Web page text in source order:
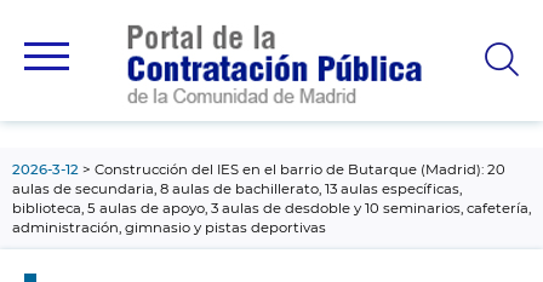
principal
2026-3-12
Construcción del IES en el barrio de Butarque (Madrid): 20
aulas de secundaria, 8 aulas de bachillerato, 13 aulas específicas,
biblioteca, 5 aulas de apoyo, 3 aulas de desdoble y 10 seminarios, cafetería,
administración, gimnasio y pistas deportivas